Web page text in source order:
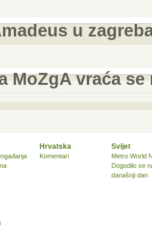
u
MoZgA vraća
Hrvatska
Komentari
Svijet
Metro World
Dogodilo se
današnji dan